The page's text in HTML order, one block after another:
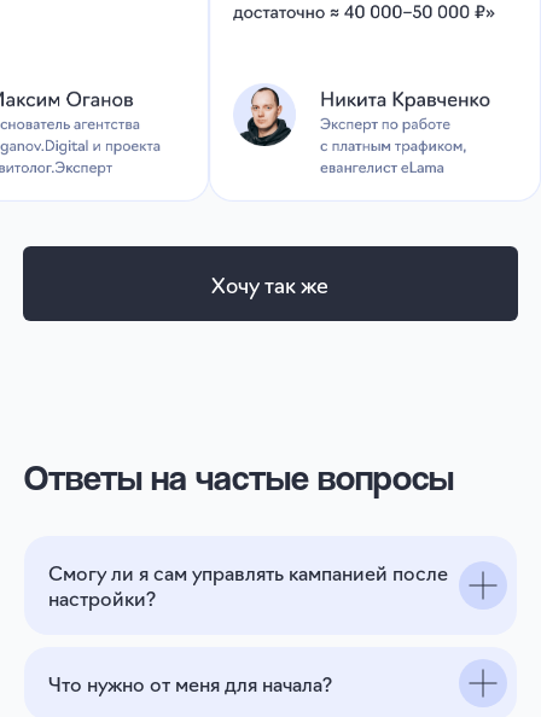
Ответы на частые вопросы
Смогу ли я сам управлять кампанией после
настройки?
Что нужно от меня для начала?